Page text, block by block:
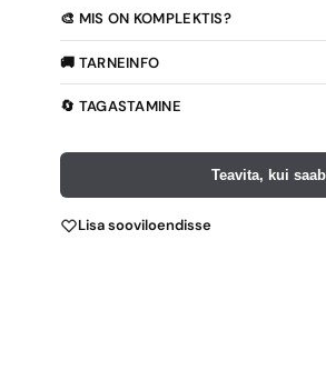
🎨 MIS ON KOMPLEKTIS?
🚚 TARNEINFO
🔄 TAGASTAMINE
Teavita, kui
Lisa sooviloendisse